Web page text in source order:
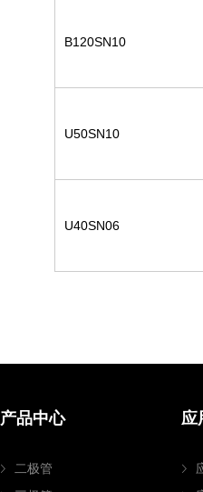
B120SN10
U50SN10
U40SN06
产品中心
二极管
应